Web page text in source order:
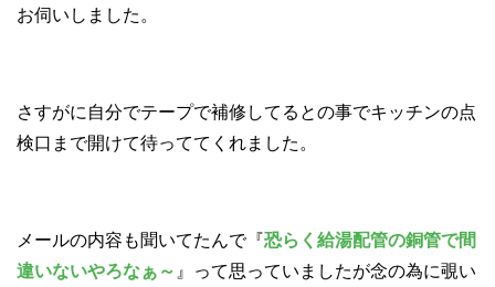
お伺いしました。
さすがに自分でテープで補修してるとの事でキッチンの点
検口まで開けて待っててくれました。
メールの内容も聞いてたんで『恐らく給湯配管の銅管で間
違いないやろなぁ～ 』って思っていましたが念の為に覗い